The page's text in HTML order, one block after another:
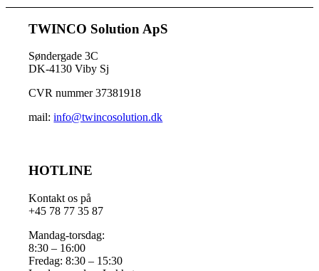
TWINCO Solution ApS
Søndergade 3C
DK-4130 Viby Sj
CVR nummer 37381918
mail:info@twincosolution.dk
HOTLINE
Kontakt os på
+45 78 77 35 87
Mandag-torsdag:
8:30 – 16:00
Fredag: 8:30 – 15:30